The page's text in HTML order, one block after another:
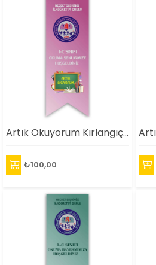
Artık Okuyorum Kırlangıç 3
₺100,00